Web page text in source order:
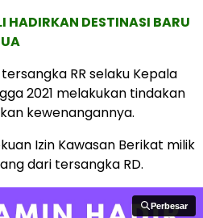
HADIRKAN DESTINASI BARU
RR selaku Kepala
2021 melakukan tindakan
kewenangannya.
Izin Kawasan Berikat milik
dari tersangka RD.
Perbesar
Perbesar